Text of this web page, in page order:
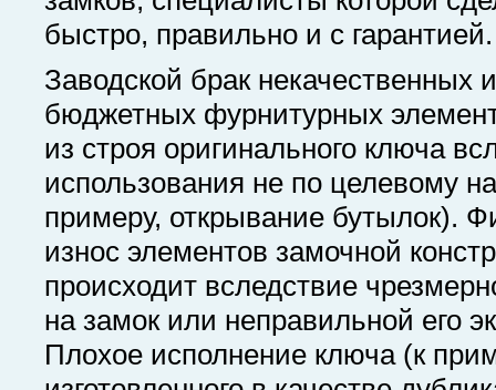
быстро, правильно и с гарантией.
Заводской брак некачественных
бюджетных фурнитурных
из строя оригинального ключа
использования не по целевому
примеру, открывание бутылок).
износ элементов замочной
происходит вследствие
на замок или неправильной его
Плохое исполнение ключа (к